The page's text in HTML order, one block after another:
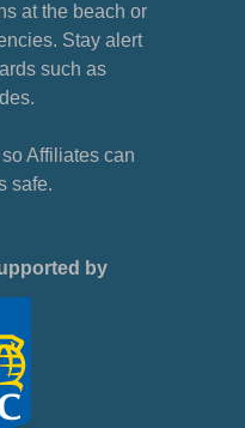
at the beach or
Stay alert
such as
Affiliates can
safe.
by